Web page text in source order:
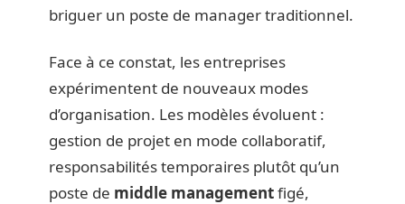
briguer un poste de manager traditionnel.
Face à ce constat, les entreprises
expérimentent de nouveaux modes
d’organisation. Les modèles évoluent :
gestion de projet en mode collaboratif,
responsabilités temporaires plutôt qu’un
poste de middle managementfigé,